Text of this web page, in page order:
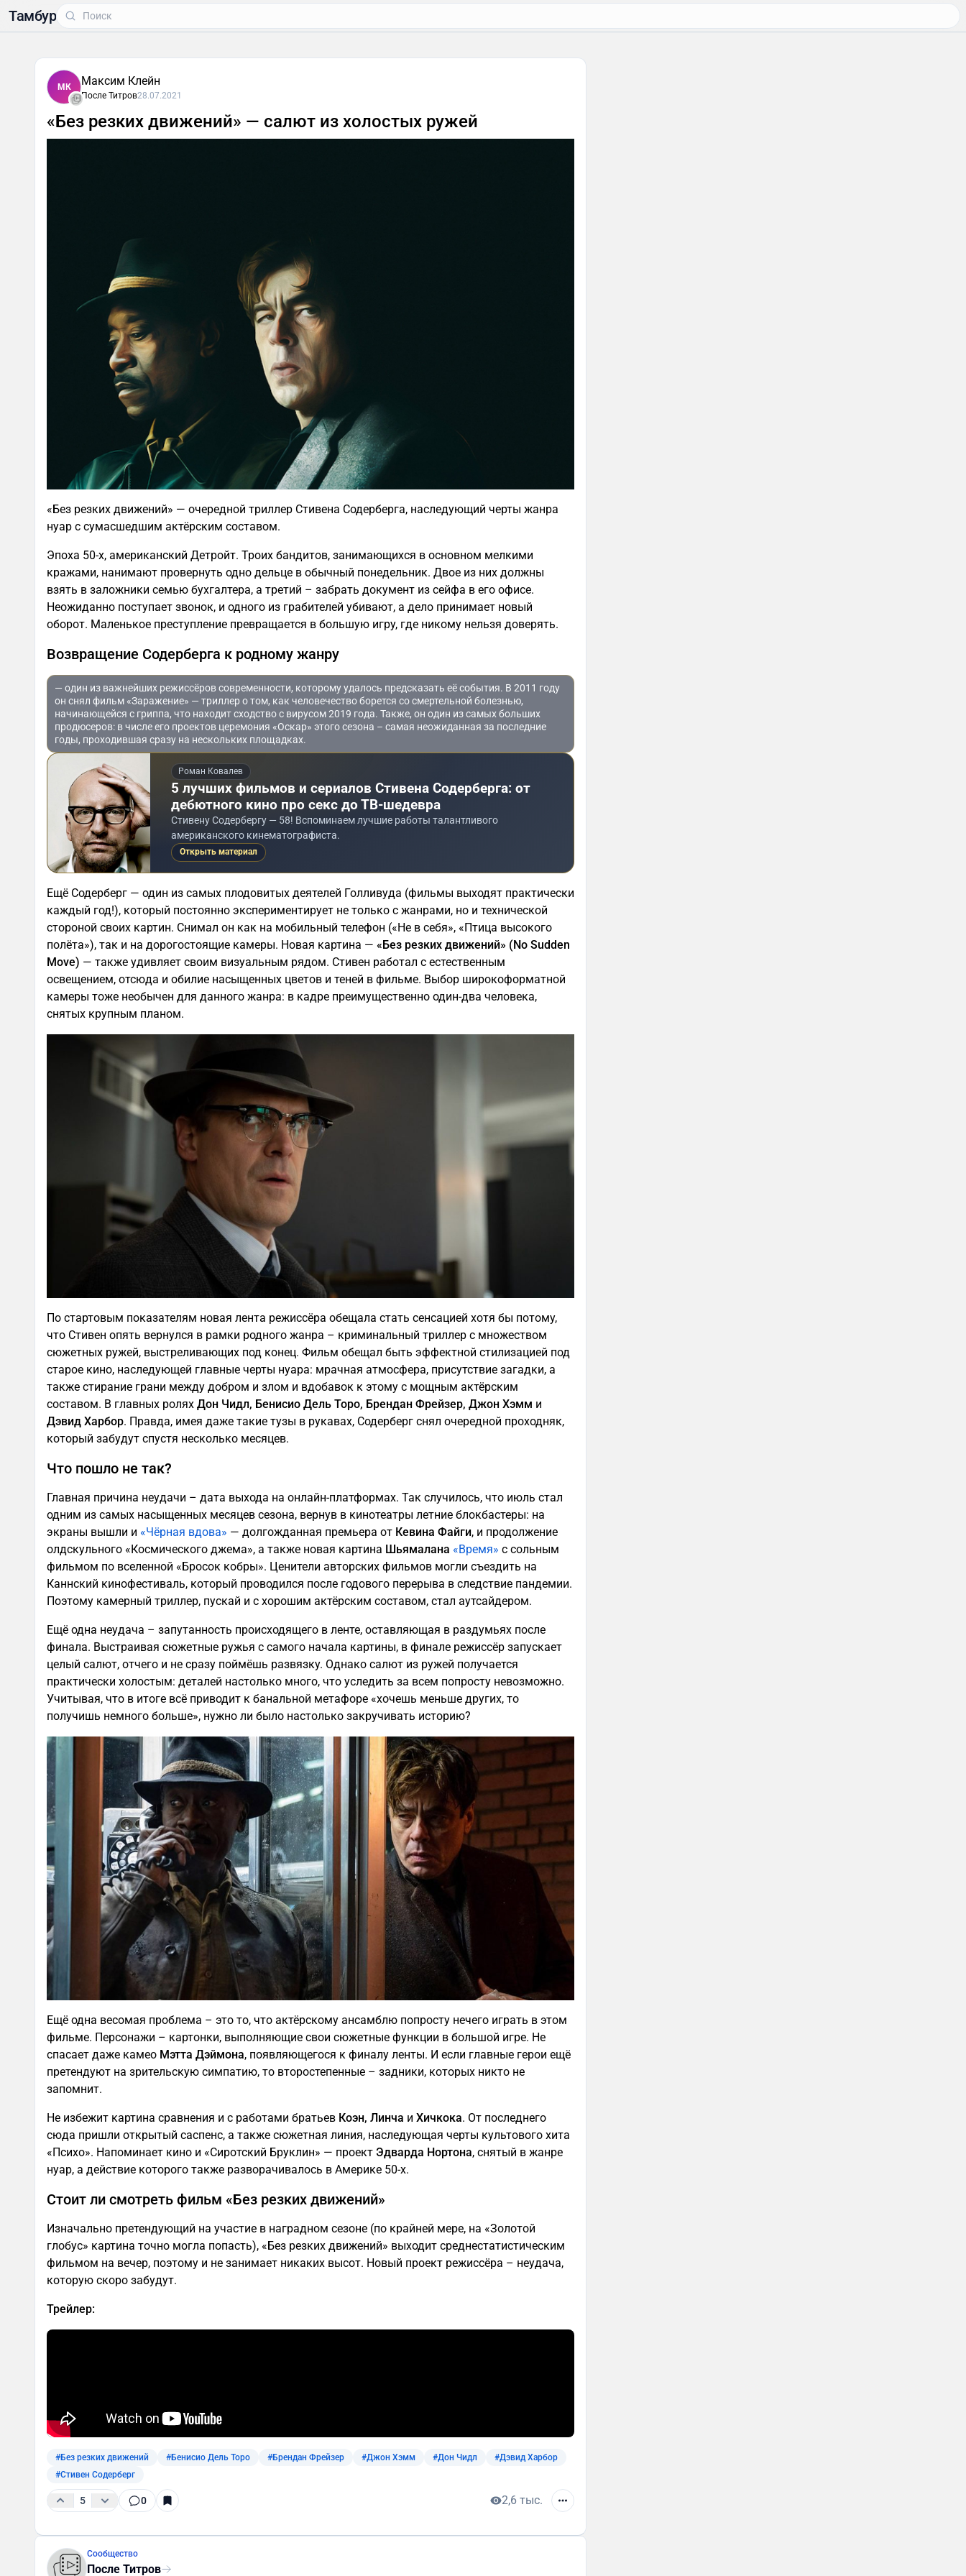
Тамбур
МК Максим Клейн
После Титров28.07.2021
«Без резких движений» — салют из холостых ружей
«Без резких движений» — очередной триллер Стивена Содерберга, наследующий черты жанра
нуар с сумасшедшим актёрским составом.
Эпоха 50-х, американский Детройт. Троих бандитов, занимающихся в основном мелкими
кражами, нанимают провернуть одно дельце в обычный понедельник. Двое из них должны
взять в заложники семью бухгалтера, а третий – забрать документ из сейфа в его офисе.
Неожиданно поступает звонок, и одного из грабителей убивают, а дело принимает новый
оборот. Маленькое преступление превращается в большую игру, где никому нельзя доверять.
Возвращение Содерберга к родному жанру
— один из важнейших режиссёров современности, которому удалось предсказать её события. В 2011 году
он снял фильм «Заражение» — триллер о том, как человечество борется со смертельной болезнью,
начинающейся с гриппа, что находит сходство с вирусом 2019 года. Также, он один из самых больших
продюсеров: в числе его проектов церемония «Оскар» этого сезона – самая неожиданная за последние
годы, проходившая сразу на нескольких площадках.
Роман Ковалев
5 лучших фильмов и сериалов Стивена Содерберга: от
дебютного кино про секс до ТВ-шедевра
Стивену Содербергу — 58! Вспоминаем лучшие работы талантливого
американского кинематографиста.
Открыть материал
Ещё Содерберг — один из самых плодовитых деятелей Голливуда (фильмы выходят практически
каждый год!), который постоянно экспериментирует не только с жанрами, но и технической
стороной своих картин. Снимал он как на мобильный телефон («Не в себя», «Птица высокого
полёта»), так и на дорогостоящие камеры. Новая картина — «Без резких движений» (No Sudden
Move) — также удивляет своим визуальным рядом. Стивен работал с естественным
освещением, отсюда и обилие насыщенных цветов и теней в фильме. Выбор широкоформатной
камеры тоже необычен для данного жанра: в кадре преимущественно один-два человека,
снятых крупным планом.
По стартовым показателям новая лента режиссёра обещала стать сенсацией хотя бы потому,
что Стивен опять вернулся в рамки родного жанра – криминальный триллер с множеством
сюжетных ружей, выстреливающих под конец. Фильм обещал быть эффектной стилизацией под
старое кино, наследующей главные черты нуара: мрачная атмосфера, присутствие загадки, а
также стирание грани между добром и злом и вдобавок к этому с мощным актёрским
составом. В главных ролях Дон Чидл, Бенисио Дель Торо, Брендан Фрейзер, Джон Хэмм и
Дэвид Харбор. Правда, имея даже такие тузы в рукавах, Содерберг снял очередной проходняк,
который забудут спустя несколько месяцев.
Что пошло не так?
Главная причина неудачи – дата выхода на онлайн-платформах. Так случилось, что июль стал
одним из самых насыщенных месяцев сезона, вернув в кинотеатры летние блокбастеры: на
экраны вышли и «Чёрная вдова» — долгожданная премьера от Кевина Файги, и продолжение
олдскульного «Космического джема», а также новая картина Шьямалана «Время» с сольным
фильмом по вселенной «Бросок кобры». Ценители авторских фильмов могли съездить на
Каннский кинофестиваль, который проводился после годового перерыва в следствие пандемии.
Поэтому камерный триллер, пускай и с хорошим актёрским составом, стал аутсайдером.
Ещё одна неудача – запутанность происходящего в ленте, оставляющая в раздумьях после
финала. Выстраивая сюжетные ружья с самого начала картины, в финале режиссёр запускает
целый салют, отчего и не сразу поймёшь развязку. Однако салют из ружей получается
практически холостым: деталей настолько много, что уследить за всем попросту невозможно.
Учитывая, что в итоге всё приводит к банальной метафоре «хочешь меньше других, то
получишь немного больше», нужно ли было настолько закручивать историю?
Ещё одна весомая проблема – это то, что актёрскому ансамблю попросту нечего играть в этом
фильме. Персонажи – картонки, выполняющие свои сюжетные функции в большой игре. Не
спасает даже камео Мэтта Дэймона, появляющегося к финалу ленты. И если главные герои ещё
претендуют на зрительскую симпатию, то второстепенные – задники, которых никто не
запомнит.
Не избежит картина сравнения и с работами братьев Коэн, Линча и Хичкока. От последнего
сюда пришли открытый саспенс, а также сюжетная линия, наследующая черты культового хита
«Психо». Напоминает кино и «Сиротский Бруклин» — проект Эдварда Нортона, снятый в жанре
нуар, а действие которого также разворачивалось в Америке 50-х.
Стоит ли смотреть фильм «Без резких движений»
Изначально претендующий на участие в наградном сезоне (по крайней мере, на «Золотой
глобус» картина точно могла попасть), «Без резких движений» выходит среднестатистическим
фильмом на вечер, поэтому и не занимает никаких высот. Новый проект режиссёра – неудача,
которую скоро забудут.
Трейлер:
#Без резких движений #Бенисио Дель Торо #Брендан Фрейзер #Джон Хэмм #Дон Чидл
#Дэвид Харбор
#Стивен Содерберг
5 0 2,6 тыс.
Сообщество
После Титров